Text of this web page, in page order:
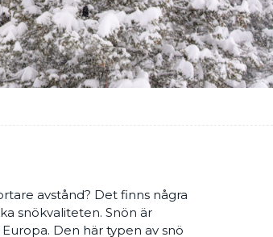
avstånd? Det finns några
snökvaliteten. Snön är
Den här typen av snö